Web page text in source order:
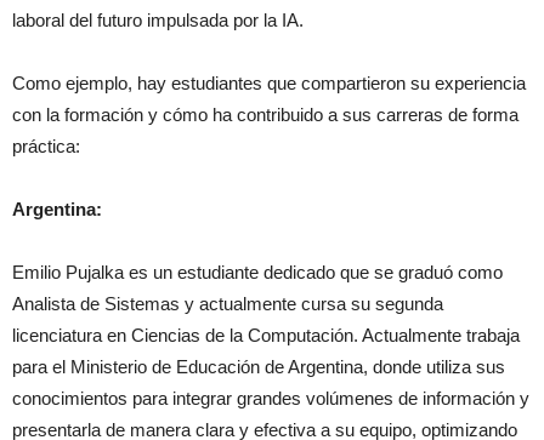
laboral del futuro impulsada por la IA.
Como ejemplo, hay estudiantes que compartieron su experiencia
con la formación y cómo ha contribuido a sus carreras de forma
práctica:
Argentina:
Emilio Pujalka es un estudiante dedicado que se graduó como
Analista de Sistemas y actualmente cursa su segunda
licenciatura en Ciencias de la Computación. Actualmente trabaja
para el Ministerio de Educación de Argentina, donde utiliza sus
conocimientos para integrar grandes volúmenes de información y
presentarla de manera clara y efectiva a su equipo, optimizando